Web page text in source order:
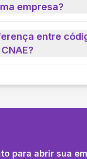
empresa?
entre
para abrir sua